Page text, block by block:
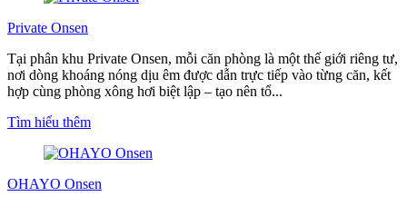
Private Onsen
Tại phân khu Private Onsen, mỗi căn phòng là một thế giới riêng tư,
nơi dòng khoáng nóng dịu êm được dẫn trực tiếp vào từng căn, kết
hợp cùng phòng xông hơi biệt lập – tạo nên tổ...
Tìm hiểu thêm
OHAYO Onsen